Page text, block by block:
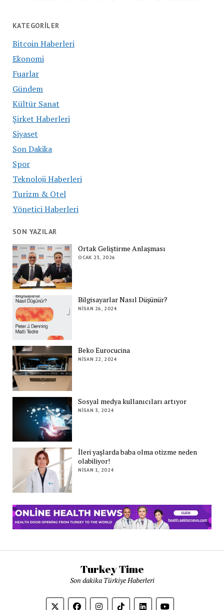
KATEGORILER
Bitcoin Haberleri
Ekonomi
Fuarlar
Gündem
Kültür Sanat
Şirket Haberleri
Siyaset
Son Dakika
Spor
Teknoloji Haberleri
Turizm & Otel
Yönetici Haberleri
SON YAZILAR
Ortak Geliştirme Anlaşması
OCAK 23, 2026
Bilgisayarlar Nasıl Düşünür?
NISAN 26, 2024
Beko Eurocucina
NISAN 22, 2024
Sosyal medya kullanıcıları artıyor
NISAN 3, 2024
İleri yaşlarda baba olma otizme neden
olabiliyor!
NISAN 1, 2024
Turkey Time
Son dakika Türkiye Haberleri